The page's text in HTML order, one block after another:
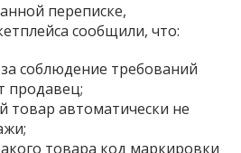
переписке,
сообщили, что:
соблюдение требований
продавец;
товар автоматически не
товара код маркировки